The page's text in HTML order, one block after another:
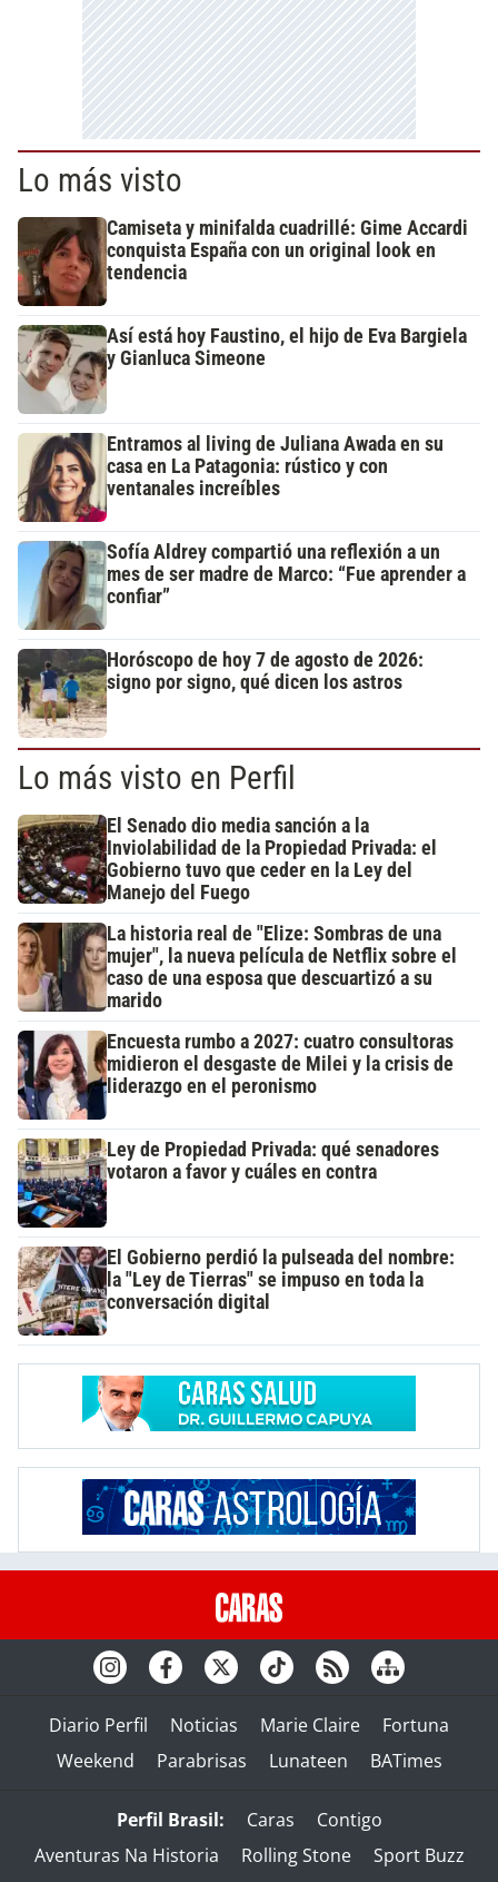
Lo más visto
Camiseta y minifalda cuadrillé: Gime Accardi
conquista España con un original look en
tendencia
Así está hoy Faustino, el hijo de Eva Bargiela
y Gianluca Simeone
Entramos al living de Juliana Awada en su
casa en La Patagonia: rústico y con
ventanales increíbles
Sofía Aldrey compartió una reflexión a un
mes de ser madre de Marco: “Fue aprender a
confiar”
Horóscopo de hoy 7 de agosto de 2026:
signo por signo, qué dicen los astros
Lo más visto en Perfil
El Senado dio media sanción a la
Inviolabilidad de la Propiedad Privada: el
Gobierno tuvo que ceder en la Ley del
Manejo del Fuego
La historia real de "Elize: Sombras de una
mujer", la nueva película de Netflix sobre el
caso de una esposa que descuartizó a su
marido
Encuesta rumbo a 2027: cuatro consultoras
midieron el desgaste de Milei y la crisis de
liderazgo en el peronismo
Ley de Propiedad Privada: qué senadores
votaron a favor y cuáles en contra
El Gobierno perdió la pulseada del nombre:
la "Ley de Tierras" se impuso en toda la
conversación digital
Diario Perfil Noticias Marie Claire
Fortuna
Weekend
Parabrisas Lunateen BATimes
Perfil Brasil: Caras
Contigo
Aventuras Na Historia
Rolling Stone
Sport Buzz